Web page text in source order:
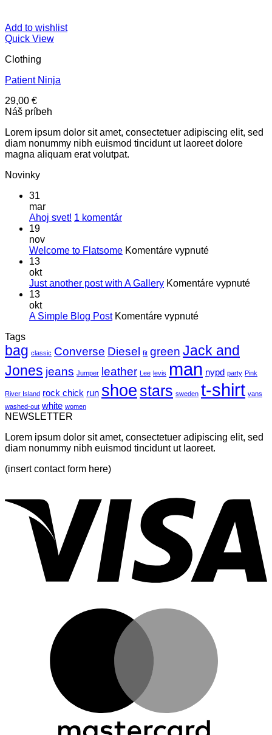
Add to wishlist
Quick View
Clothing
Patient Ninja
29,00 €
Náš príbeh
Lorem ipsum dolor sit amet, consectetuer adipiscing elit, sed
diam nonummy nibh euismod tincidunt ut laoreet dolore
magna aliquam erat volutpat.
Novinky
31
mar
Ahoj svet! 1 komentárna
19
nov
Welcome to Flatsome Komentáre vypnuténa
Flatsome
13
okt
Just another post with A Gallery Komentáre vypnuténa
13
okt
A Simple Blog Post Komentáre vypnuténa
Blog
Post
Tags
bag classic Converse Diesel fit green Jack and
Jones jeans Jumper leather Lee levis man nypd party Pink
River Island rock chick run shoe stars sweden t-shirt vans
washed-out white women
NEWSLETTER
Lorem ipsum dolor sit amet, consectetuer adipiscing elit, sed
diam nonummy nibh euismod tincidunt ut laoreet.
(insert contact form here)